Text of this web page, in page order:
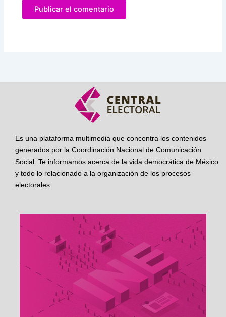
Es una plataforma multimedia que concentra los contenidos
generados por la Coordinación Nacional de Comunicación
Social. Te informamos acerca de la vida democrática de México
y todo lo relacionado a la organización de los procesos
electorales